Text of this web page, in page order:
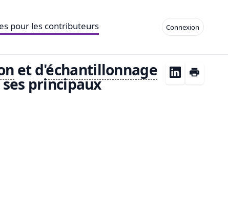
Connexion
pour les contributeurs
et d'échantillonnage
principaux